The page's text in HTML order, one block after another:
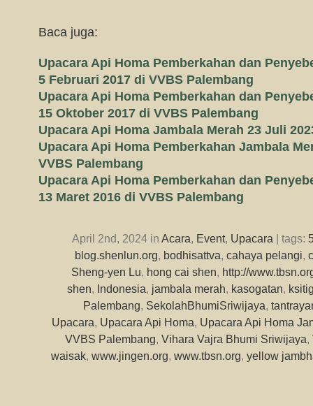
Baca juga:
Upacara Api Homa Pemberkahan dan
5 Februari 2017 di VVBS Palembang
Upacara Api Homa Pemberkahan dan
15 Oktober 2017 di VVBS Palembang
Upacara Api Homa Jambala Merah 23 Juli
Upacara Api Homa Pemberkahan Jambala
VVBS Palembang
Upacara Api Homa Pemberkahan dan
13 Maret 2016 di VVBS Palembang
April 2nd, 2024 in Acara, Event, Upacara | tags:
blog.shenlun.org, bodhisattva, cahaya pelangi,
Sheng-yen Lu, hong cai shen, http://
shen, Indonesia, jambala merah, kasogatan,
Palembang, SekolahBhumiSriwijaya,
Upacara, Upacara Api Homa, Upacara Api Homa
VVBS Palembang, Vihara Vajra Bhumi Sriwijaya,
waisak, www.jingen.org, www.tbsn.org, yellow